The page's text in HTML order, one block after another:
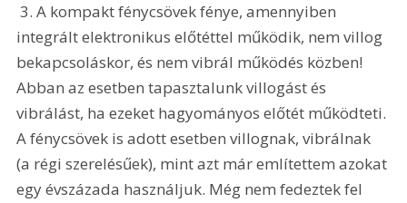
3. A kompakt fénycsövek fénye, amennyiben
integrált elektronikus előtéttel működik, nem villog
bekapcsoláskor, és nem vibrál működés közben!
Abban az esetben tapasztalunk villogást és
vibrálást, ha ezeket hagyományos előtét működteti.
A fénycsövek is adott esetben villognak, vibrálnak
(a régi szerelésűek), mint azt már említettem azokat
egy évszázada használjuk. Még nem fedeztek fel